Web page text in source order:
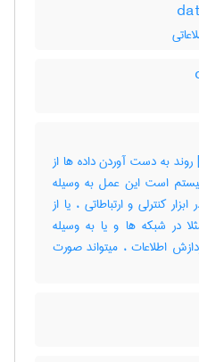
به دست آوردن داده ها از
است این عمل به وسیله
کنترلی و ارتباطاتی ، یا از
در شبکه ها و یا به وسیله
اطلاعات ، میتواند صورت